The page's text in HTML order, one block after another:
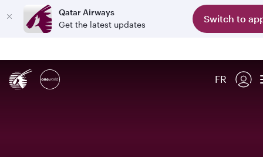
Qatar Airways
Get the latest updates
Switch to
FR